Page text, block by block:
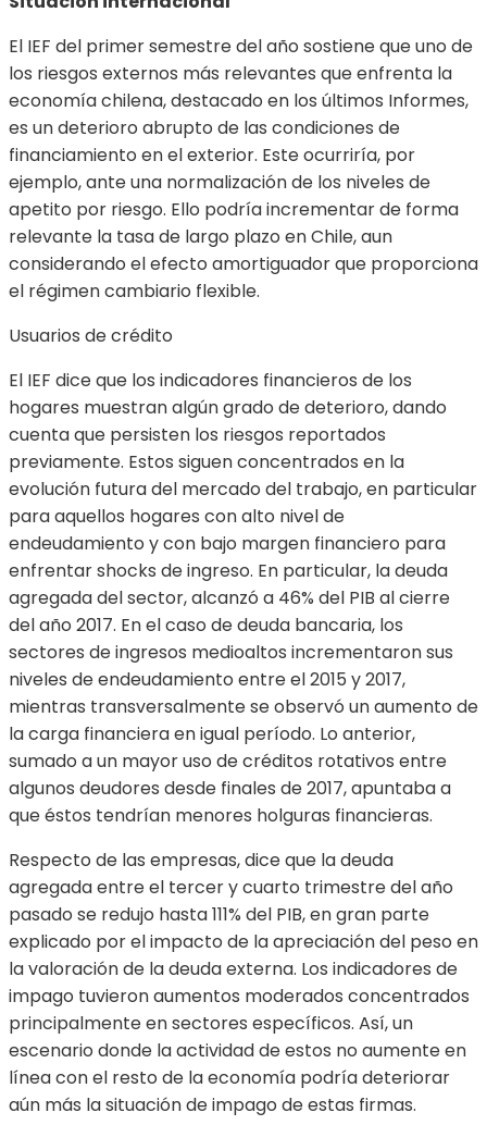
El IEF del primer semestre del año sostiene que uno de
los riesgos externos más relevantes que enfrenta la
economía chilena, destacado en los últimos Informes,
es un deterioro abrupto de las condiciones de
financiamiento en el exterior. Este ocurriría, por
ejemplo, ante una normalización de los niveles de
apetito por riesgo. Ello podría incrementar de forma
relevante la tasa de largo plazo en Chile, aun
considerando el efecto amortiguador que proporciona
el régimen cambiario flexible.
Usuarios de crédito
El IEF dice que los indicadores financieros de los
hogares muestran algún grado de deterioro, dando
cuenta que persisten los riesgos reportados
previamente. Estos siguen concentrados en la
evolución futura del mercado del trabajo, en particular
para aquellos hogares con alto nivel de
endeudamiento y con bajo margen financiero para
enfrentar shocks de ingreso. En particular, la deuda
agregada del sector, alcanzó a 46% del PIB al cierre
del año 2017. En el caso de deuda bancaria, los
sectores de ingresos medioaltos incrementaron sus
niveles de endeudamiento entre el 2015 y 2017,
mientras transversalmente se observó un aumento de
la carga financiera en igual período. Lo anterior,
sumado a un mayor uso de créditos rotativos entre
algunos deudores desde finales de 2017, apuntaba a
que éstos tendrían menores holguras financieras.
Respecto de las empresas, dice que la deuda
agregada entre el tercer y cuarto trimestre del año
pasado se redujo hasta 111% del PIB, en gran parte
explicado por el impacto de la apreciación del peso en
la valoración de la deuda externa. Los indicadores de
impago tuvieron aumentos moderados concentrados
principalmente en sectores específicos. Así, un
escenario donde la actividad de estos no aumente en
línea con el resto de la economía podría deteriorar
aún más la situación de impago de estas firmas.